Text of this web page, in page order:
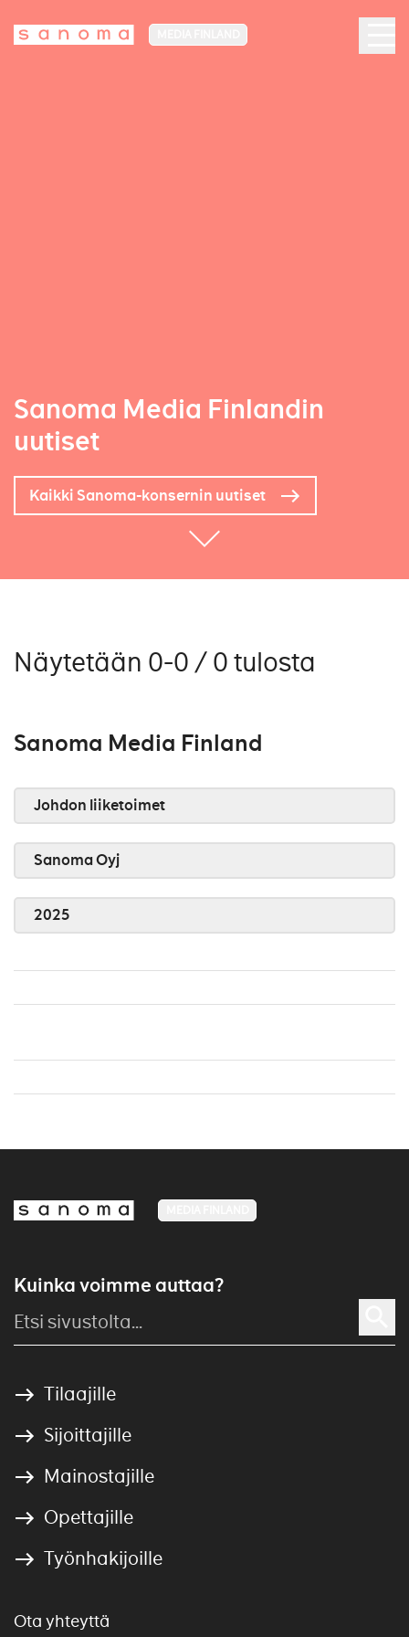
Sanoma Media Finlandin
uutiset
Kaikki Sanoma-konsernin uutiset
Näytetään 0-0 / 0 tulosta
Sanoma Media Finland
Johdon liiketoimet
Sanoma Oyj
2025
Kuinka voimme auttaa?
Tilaajille
Sijoittajille
Mainostajille
Opettajille
Työnhakijoille
Ota yhteyttä